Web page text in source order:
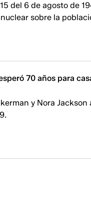
del 6 de agosto de
sobre la
70 años para
y Nora